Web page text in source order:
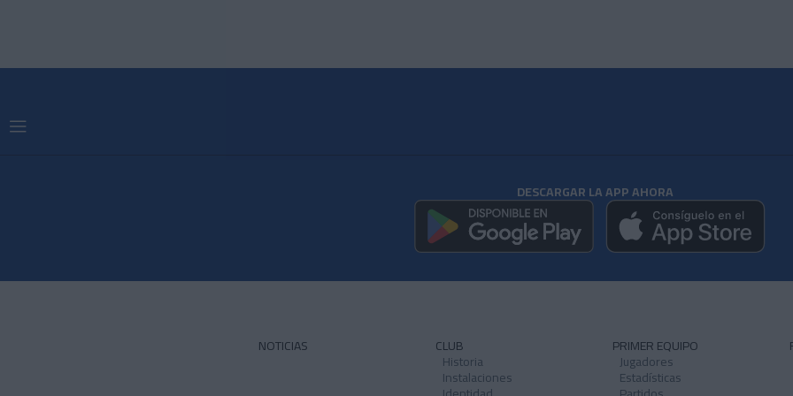
DESCARGAR LA APP AHORA
NOTICIAS CLUB
Historia
Instalaciones
PRIMER EQUIPO
Jugadores
Estadísticas